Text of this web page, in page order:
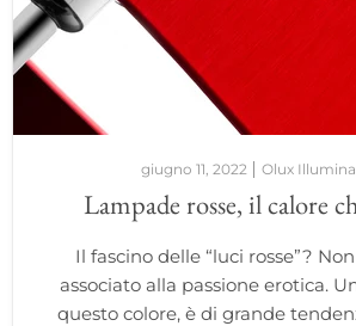
giugno 11, 2022 Olux
Lampade rosse, il calore
Il fascino delle “luci rosse”?
associato alla passione erotica.
questo colore, è di grande